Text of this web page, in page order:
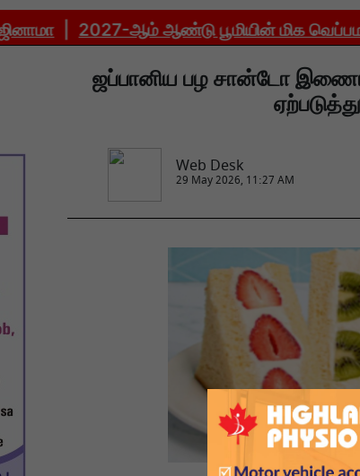
|2027-ஆம் ஆண்டு பூமியின் மிக வெப்பமான
ஜப்பானிய பழ சான்டோ
Web Desk
29 May 2026, 11:27 AM